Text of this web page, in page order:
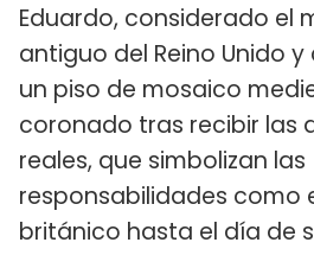
Eduardo, considerado el
antiguo del Reino Unido
un piso de mosaico
coronado tras recibir las
reales, que simbolizan las
responsabilidades como
británico hasta el día de